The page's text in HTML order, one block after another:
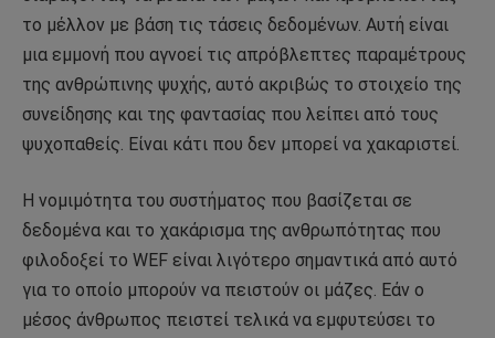
το μέλλον με βάση τις τάσεις δεδομένων. Αυτή είναι
μια εμμονή που αγνοεί τις απρόβλεπτες παραμέτρους
της ανθρώπινης ψυχής, αυτό ακριβώς το στοιχείο της
συνείδησης και της φαντασίας που λείπει από τους
ψυχοπαθείς. Είναι κάτι που δεν μπορεί να χακαριστεί.
Η νομιμότητα του συστήματος που βασίζεται σε
δεδομένα και το χακάρισμα της ανθρωπότητας που
φιλοδοξεί το WEF είναι λιγότερο σημαντικά από αυτό
για το οποίο μπορούν να πειστούν οι μάζες. Εάν ο
μέσος άνθρωπος πειστεί τελικά να εμφυτεύσει το